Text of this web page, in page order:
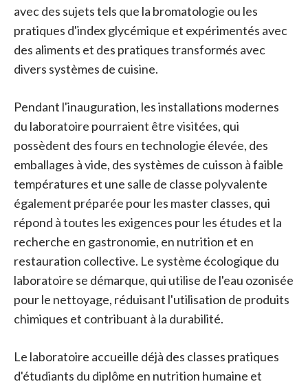
avec des sujets tels que la bromatologie ou les
pratiques d'index glycémique et expérimentés avec
des aliments et des pratiques transformés avec
divers systèmes de cuisine.
Pendant l'inauguration, les installations modernes
du laboratoire pourraient être visitées, qui
possèdent des fours en technologie élevée, des
emballages à vide, des systèmes de cuisson à faible
températures et une salle de classe polyvalente
également préparée pour les master classes, qui
répond à toutes les exigences pour les études et la
recherche en gastronomie, en nutrition et en
restauration collective. Le système écologique du
laboratoire se démarque, qui utilise de l'eau ozonisée
pour le nettoyage, réduisant l'utilisation de produits
chimiques et contribuant à la durabilité.
Le laboratoire accueille déjà des classes pratiques
d'étudiants du diplôme en nutrition humaine et